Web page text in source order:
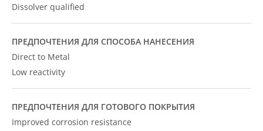
Dissolver qualified
ПРЕДПОЧТЕНИЯ ДЛЯ СПОСОБА НАНЕСЕНИЯ
Direct to Metal
Low reactivity
ПРЕДПОЧТЕНИЯ ДЛЯ ГОТОВОГО ПОКРЫТИЯ
Improved corrosion resistance